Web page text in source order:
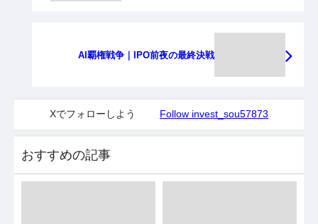
AI覇権戦争｜IPO前夜の最終決戦
Xでフォローしよう Follow invest_sou57873
おすすめの記事